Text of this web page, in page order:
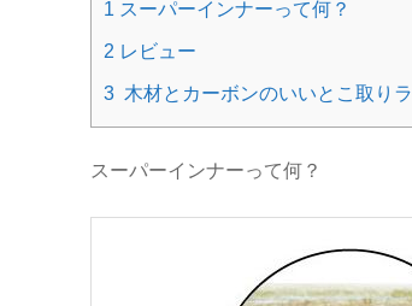
1 スーパーインナーって何？
2 レビュー
3 木材とカーボンのいいとこ取り
スーパーインナーって何？